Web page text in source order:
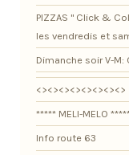
PIZZAS " Click &
les vendredis et
Dimanche soir V-M:
<><><><><><><><>
***** MELI-MELO
Info route 63